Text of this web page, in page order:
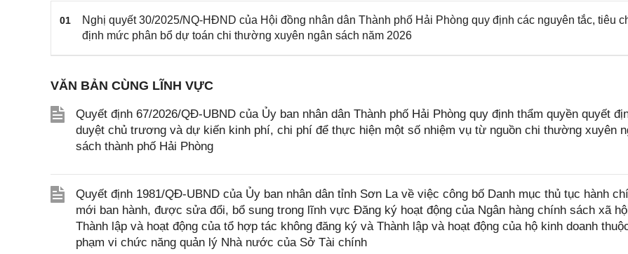
01
Nghị quyết 30/2025/NQ-HĐND của Hội đồng nhân dân Thành phố Hải Phòng quy định các nguyên tắc, tiêu
định mức phân bổ dự toán chi thường xuyên ngân sách năm 2026
VĂN BẢN CÙNG LĨNH VỰC
Quyết định 67/2026/QĐ-UBND của Ủy ban nhân dân Thành phố Hải Phòng quy định thẩm quyền quyết
duyệt chủ trương và dự kiến kinh phí, chi phí để thực hiện một số nhiệm vụ từ nguồn chi thường xuyên
sách thành phố Hải Phòng
Quyết định 1981/QĐ-UBND của Ủy ban nhân dân tỉnh Sơn La về việc công bố Danh mục thủ tục hành
mới ban hành, được sửa đổi, bổ sung trong lĩnh vực Đăng ký hoạt động của Ngân hàng chính sách xã
Thành lập và hoạt động của tổ hợp tác không đăng ký và Thành lập và hoạt động của hộ kinh doanh
phạm vi chức năng quản lý Nhà nước của Sở Tài chính